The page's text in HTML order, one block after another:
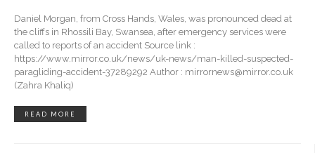
Daniel Morgan, from Cross Hands, Wales, was pronounced dead at
the cliffs in Rhossili Bay, Swansea, after emergency services were
called to reports of an accident Source link :
https://www.mirror.co.uk/news/uk-news/man-killed-suspected-
paragliding-accident-37289292 Author : mirrornews@mirror.co.uk
(Zahra Khaliq)
READ MORE